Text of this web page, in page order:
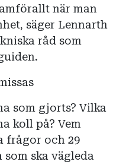
när man
säger Lennarth
råd som
som gjorts? Vilka
koll på? Vem
frågor och 29
ska vägleda